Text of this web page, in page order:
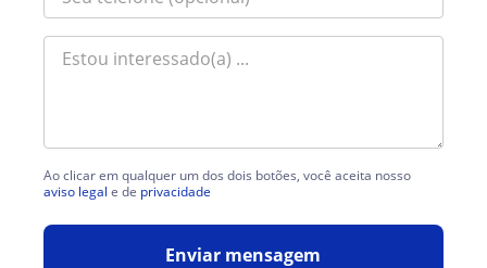
Ao clicar em qualquer um dos dois botões, você aceita nosso
aviso legal e de privacidade
Enviar mensagem